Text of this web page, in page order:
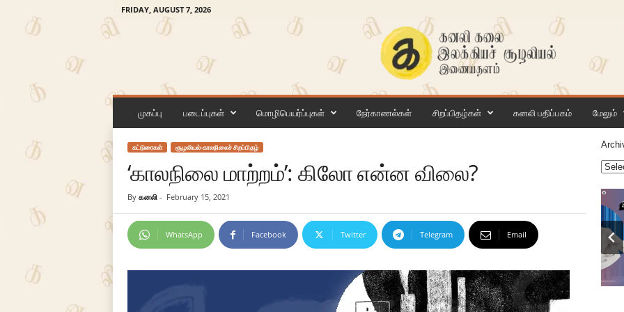
FRIDAY, AUGUST 7, 2026
க
ன
முகப்பு படைப்புகள் மொழிபெயர்ப்புகள் நேர்காணல்கள் சிறப்பிதழ்கள் கனலி பதிப்பகம் மேலும்
கட்டுரைகள் சூழலியல்-காலநிலைச் சிறப்பிதழ்
‘காலநிலை மாற்றம்’: கிலோ என்ன விலை?
By கனலி- February 15, 2021
WhatsApp Facebook Twitter Telegram Email